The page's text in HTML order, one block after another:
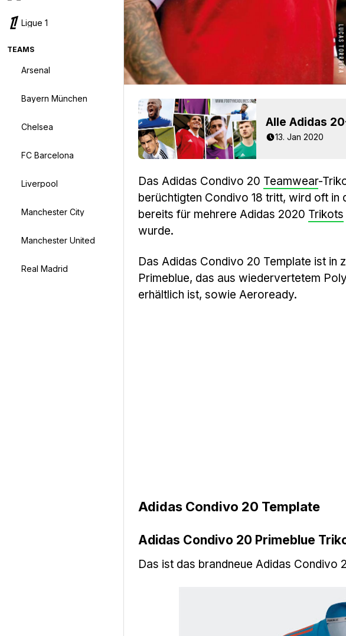
Ligue 1
TEAMS
Arsenal
Bayern München
Chelsea
FC Barcelona
Liverpool
Manchester City
Manchester United
Real Madrid
13. Jan 2020
Das Adidas Condivo 20 Teamwear-
berüchtigten Condivo 18 tritt, wird oft in
bereits für mehrere Adidas 2020 Trikots
wurde.
Das Adidas Condivo 20 Template ist in
Primeblue, das aus wiedervertetem
erhältlich ist, sowie Aeroready.
Adidas Condivo 20 Template
Adidas Condivo 20 Primeblue
Das ist das brandneue Adidas Condivo